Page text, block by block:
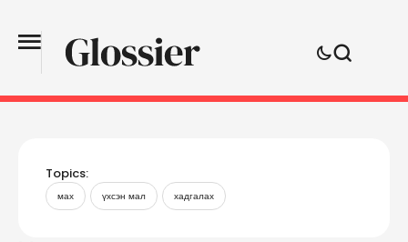
Topics:
мах үхсэн мал хадгалах